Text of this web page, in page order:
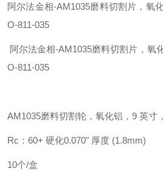
阿尔法金相-AM1035磨料切割 片 ，氧
O-811-035
阿尔法金相-AM1035磨料切割 片 ，氧
O-811-035
AM1035磨料切割轮，氧化铝， 9 英寸，
Rc ： 60+ 硬化0.070" 厚度 (1.8mm)
10个/盒